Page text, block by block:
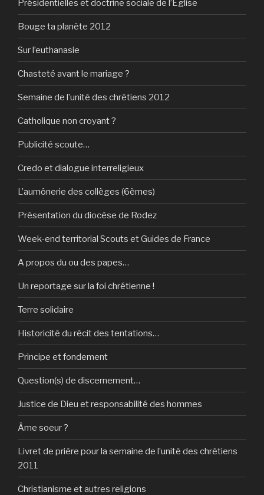
Présidentielles et doctrine sociale de l’Eglise
Bouge ta planète 2012
Sur l’euthanasie
Chasteté avant le mariage ?
Semaine de l’unité des chrétiens 2012
Catholique non croyant ?
Publicité scoute…
Credo et dialogue interreligieux
L’aumônerie des collèges (6èmes)
Présentation du diocèse de Rodez
Week-end territorial Scouts et Guides de France
A propos du ou des papes…
Un reportage sur la foi chrétienne !
Terre solidaire
Historicité du récit des tentations…
Principe et fondement
Question(s) de discernement…
Justice de Dieu et responsabilité des hommes
Âme soeur ?
Livret de prière pour la semaine de l’unité des chrétiens
2011
Christianisme et autres religions